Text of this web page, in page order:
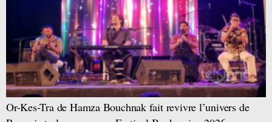
Or-Kes-Tra de Hamza Bouchnak fait revivre l’univers de